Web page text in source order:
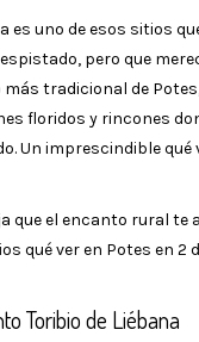
es uno de esos sitios
pero que
más tradicional de
floridos y rincones
Un imprescindible qué
que el encanto rural te
qué ver en Potes en 2
Toribio de Liébana